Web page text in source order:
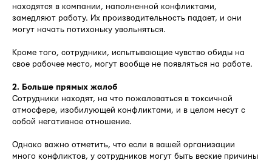
находятся в компании, наполненной конфликтами,
замедляют работу. Их производительность падает, и они
могут начать потихоньку увольняться.
Кроме того, сотрудники, испытывающие чувство обиды на
свое рабочее место, могут вообще не появляться на работе.
2. Больше прямых жалоб
Сотрудники находят, на что пожаловаться в токсичной
атмосфере, изобилующей конфликтами, и в целом несут с
собой негативное отношение.
Однако важно отметить, что если в вашей организации
много конфликтов, у сотрудников могут быть веские причины